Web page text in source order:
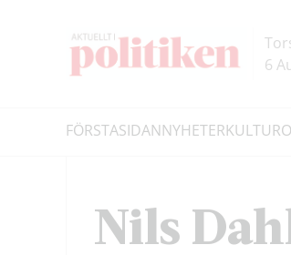
6
FÖRSTASIDANNYHETERKULTUR
Nils